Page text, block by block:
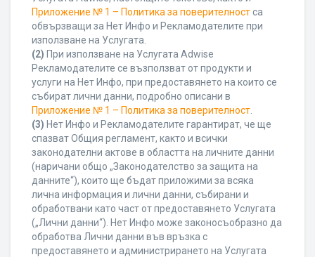
Приложение № 1 – Политика за поверителностса
обвързващи за Нет Инфо и Рекламодателите при
използване на Услугата.
(2) При използване на Услугата Adwise
Рекламодателите се възползват от продукти и
услуги на Нет Инфо, при предоставянето на които се
събират лични данни, подробно описани в
Приложение № 1 – Политика за поверителност
(3) Нет Инфо и Рекламодателите гарантират, че ще
спазват Общия регламент, както и всички
законодателни актове в областта на личните данни
(наричани общо „Законодателство за защита на
данните“), които ще бъдат приложими за всяка
лична информация и лични данни, събирани и
обработвани като част от предоставянето Услугата
(„Лични данни“). Нет Инфо може законосъобразно да
обработва Лични данни във връзка с
предоставянето и администрирането на Услугата